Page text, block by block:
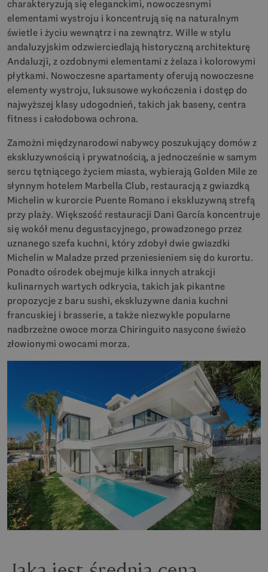
charakteryzują się eleganckimi, nowoczesnymi
elementami wystroju i koncentrują się na naturalnym
świetle i życiu wewnątrz i na zewnątrz. Wille w stylu
andaluzyjskim odzwierciedlają historyczną architekturę
Andaluzji, z ozdobnymi elementami z żelaza i kolorowymi
płytkami. Nowoczesne apartamenty oferują nowoczesne
elementy wystroju, luksusowe wykończenia i dostęp do
najwyższej klasy udogodnień, takich jak baseny, centra
fitness i całodobowa ochrona.
Zamożni międzynarodowi nabywcy poszukujący domów z
ekskluzywnością i prywatnością, a jednocześnie w samym
sercu tętniącego życiem miasta, wybierają Golden Mile ze
słynnym hotelem Marbella Club, restauracją z gwiazdką
Michelin w kurorcie Puente Romano i ekskluzywną strefą
przy plaży. Większość restauracji Dani García koncentruje
się wokół menu degustacyjnego, prowadzonego przez
uznanego szefa kuchni, który zdobył dwie gwiazdki
Michelin w Maladze przed przeniesieniem się do kurortu.
Ponadto ośrodek obejmuje kilka innych atrakcji
kulinarnych wartych odkrycia, takich jak pikantne
propozycje z baru sushi, ekskluzywne dania kuchni
francuskiej i brasserie, a także niezwykle popularne
nadbrzeżne owoce morza Chiringuito nasycone świeżo
złowionymi owocami morza.